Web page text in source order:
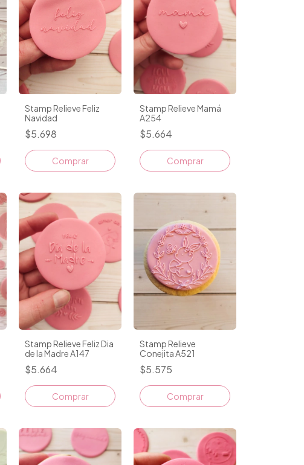
Stamp Relieve Feliz
Navidad
$5.698
Stamp Relieve Mamá
A254
$5.664
Stamp Relieve Feliz Dia
de la Madre A147
$5.664
Stamp Relieve
Conejita A521
$5.575